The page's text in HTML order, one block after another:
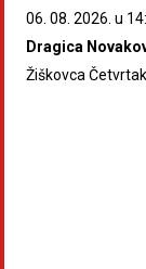
06. 08. 2026. u
Dragica
Žiškovca